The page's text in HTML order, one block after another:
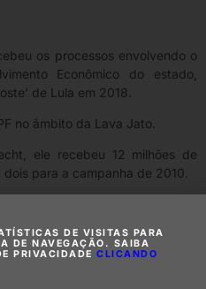
os processos envolvendo o
Econômico do estado,
de Lula em 2018.
no âmbito da Lava Jato.
ele recebeu 12 milhões de
para a campanha de 2010.
DE VISITAS PARA
DE NAVEGAÇÃO. SAIBA
PRIVACIDADE CLICANDO